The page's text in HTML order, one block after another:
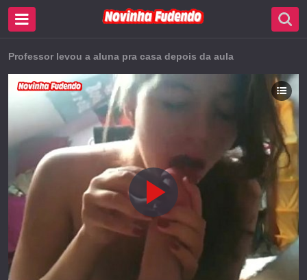
Professor levou a aluna pra casa depois da aula